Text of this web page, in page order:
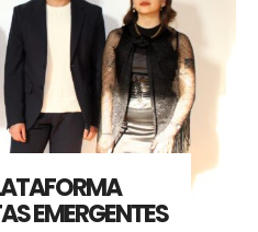
EMERGENTES